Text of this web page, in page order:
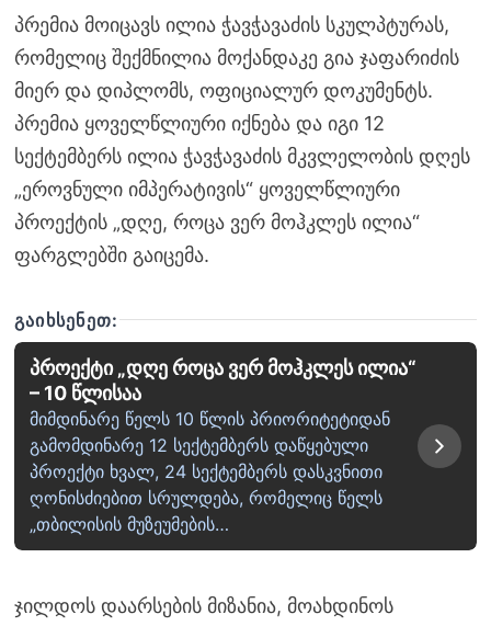
პრემია მოიცავს ილია ჭავჭავაძის სკულპტურას,
რომელიც შექმნილია მოქანდაკე გია ჯაფარიძის
მიერ და დიპლომს, ოფიციალურ დოკუმენტს.
პრემია ყოველწლიური იქნება და იგი 12
სექტემბერს ილია ჭავჭავაძის მკვლელობის დღეს
„ეროვნული იმპერატივის“ ყოველწლიური
პროექტის „დღე, როცა ვერ მოჰკლეს ილია“
ფარგლებში გაიცემა.
ᲒᲐᲘᲮᲡᲔᲜᲔᲗ:
პროექტი „დღე როცა ვერ მოჰკლეს ილია“
– 10 წლისაა
მიმდინარე წელს 10 წლის პრიორიტეტიდან
გამომდინარე 12 სექტემბერს დაწყებული
პროექტი ხვალ, 24 სექტემბერს დასკვნითი
ღონისძიებით სრულდება, რომელიც წელს
„თბილისის მუზეუმების…
ჯილდოს დაარსების მიზანია, მოახდინოს